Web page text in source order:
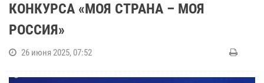
КОНКУРСА «МОЯ СТРАНА – МОЯ
РОССИЯ»
26 июня 2025, 07:52